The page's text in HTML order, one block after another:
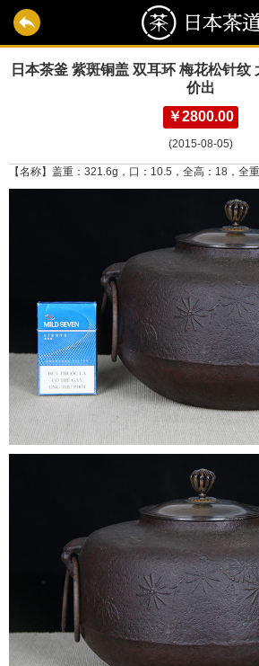
日本茶釜 紫斑铜盖 双耳环 梅花松针纹
价出
￥2800.00
(2015-08-05)
【名称】盖重：321.6g，口：10.5，全高：18，全